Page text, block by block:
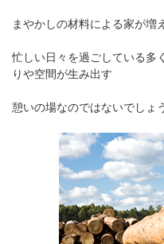
まやかしの材料による家が増
忙しい日々を過ごしている多
りや空間が生み出す
憩いの場なのではないでしょ